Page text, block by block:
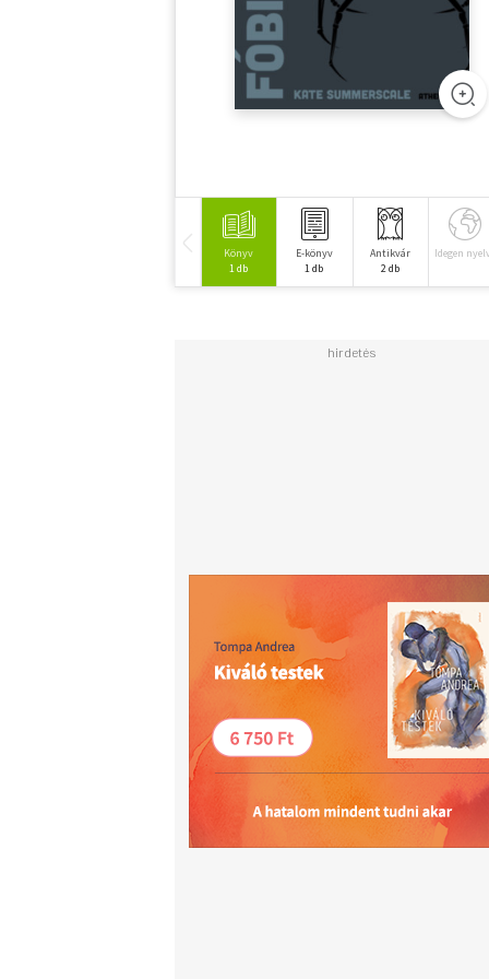
Könyv
1 db
E-könyv
1 db
Antikvár
2 db
Idegen